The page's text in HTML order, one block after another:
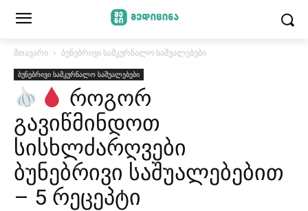
მთავარი ბუნებრივი სამკურნალო საშუალებები
ბუნებრივი სამკურნალო საშუალებები
როგორ
გავიწმინდოთ
სისხლძარღვები
ბუნებრივი საშუალებებით
– 5 რეცეპტი